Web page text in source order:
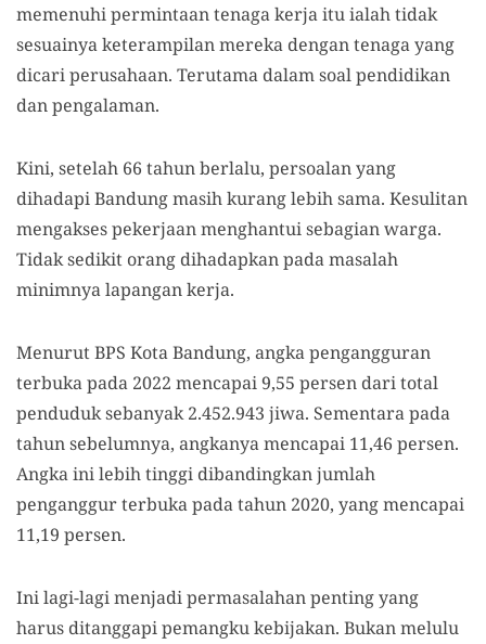
memenuhi permintaan tenaga kerja itu ialah tidak
sesuainya keterampilan mereka dengan tenaga yang
dicari perusahaan. Terutama dalam soal pendidikan
dan pengalaman.
Kini, setelah 66 tahun berlalu, persoalan yang
dihadapi Bandung masih kurang lebih sama. Kesulitan
mengakses pekerjaan menghantui sebagian warga.
Tidak sedikit orang dihadapkan pada masalah
minimnya lapangan kerja.
Menurut BPS Kota Bandung, angka pengangguran
terbuka pada 2022 mencapai 9,55 persen dari total
penduduk sebanyak 2.452.943 jiwa. Sementara pada
tahun sebelumnya, angkanya mencapai 11,46 persen.
Angka ini lebih tinggi dibandingkan jumlah
penganggur terbuka pada tahun 2020, yang mencapai
11,19 persen.
Ini lagi-lagi menjadi permasalahan penting yang
harus ditanggapi pemangku kebijakan. Bukan melulu